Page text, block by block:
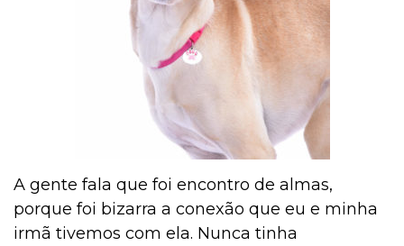
A gente fala que foi encontro de almas,
porque foi bizarra a conexão que eu e minha
irmã tivemos com ela. Nunca tinha